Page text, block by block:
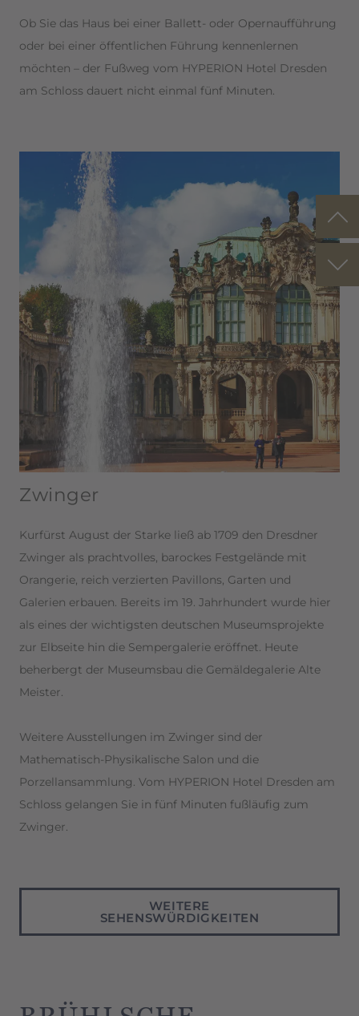
Ob Sie das Haus bei einer Ballett- oder Opernaufführung
oder bei einer öffentlichen Führung kennenlernen
möchten – der Fußweg vom HYPERION Hotel Dresden
am Schloss dauert nicht einmal fünf Minuten.
Zwinger
Kurfürst August der Starke ließ ab 1709 den Dresdner
Zwinger als prachtvolles, barockes Festgelände mit
Orangerie, reich verzierten Pavillons, Garten und
Galerien erbauen. Bereits im 19. Jahrhundert wurde hier
als eines der wichtigsten deutschen Museumsprojekte
zur Elbseite hin die Sempergalerie eröffnet. Heute
beherbergt der Museumsbau die Gemäldegalerie Alte
Meister.
Weitere Ausstellungen im Zwinger sind der
Mathematisch-Physikalische Salon und die
Porzellansammlung. Vom HYPERION Hotel Dresden am
Schloss gelangen Sie in fünf Minuten fußläufig zum
Zwinger.
WEITERE
SEHENSWÜRDIGKEITEN